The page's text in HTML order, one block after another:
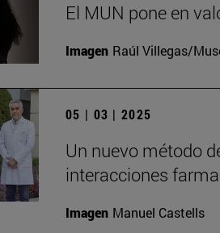
El MUN pone en
Imagen Raúl Villegas/
05 | 03 | 2025
Un nuevo método
interacciones
Imagen Manuel Castells